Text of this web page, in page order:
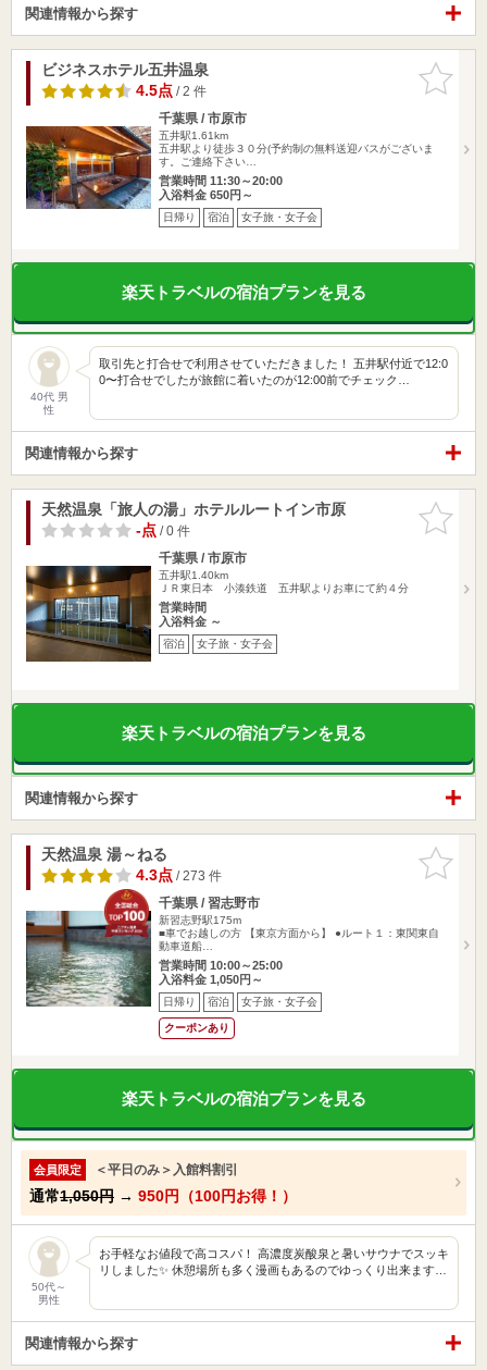
関連情報から探す
お気に入
りに追加
ビジネスホテル五井温泉
4.5点/ 2 件
千葉県 / 市原市
五井駅1.61km
五井駅より徒歩３０分(予約制の無料送迎バスがございま
す。ご連絡下さい…
営業時間 11:30～20:00
入浴料金 650円～
日帰り 宿泊 女子旅・女子会
楽天トラベルの宿泊プランを見る
40代 男
性
取引先と打合せで利用させていただきました！ 五井駅付近で12:0
0〜打合せでしたが旅館に着いたのが12:00前でチェック…
関連情報から探す
お気に入
りに追加
天然温泉「旅人の湯」ホテルルートイン市原
-点/ 0 件
千葉県 / 市原市
五井駅1.40km
ＪＲ東日本 小湊鉄道 五井駅よりお車にて約４分
営業時間
入浴料金 ～
宿泊 女子旅・女子会
楽天トラベルの宿泊プランを見る
関連情報から探す
お気に入
りに追加
天然温泉 湯～ねる
4.3点/ 273 件
千葉県 / 習志野市
新習志野駅175m
■車でお越しの方 【東京方面から】 ●ルート１：東関東自
動車道船…
営業時間 10:00～25:00
入浴料金 1,050円～
日帰り 宿泊 女子旅・女子会
クーポンあり
楽天トラベルの宿泊プランを見る
会員限定 ＜平日のみ＞入館料割引
通常1,050円 → 950円（100円お得！）
50代～
男性
お手軽なお値段で高コスパ！ 高濃度炭酸泉と暑いサウナでスッキ
リしました✨ 休憩場所も多く漫画もあるのでゆっくり出来ます…
関連情報から探す